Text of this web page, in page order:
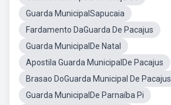
Guarda MunicipalSapucaia
Fardamento DaGuarda De Pacajus
Guarda MunicipalDe Natal
Apostila Guarda MunicipalDe Pacajus
Brasao DoGuarda Municipal De Pacajus
Guarda MunicipalDe Parnaíba Pi